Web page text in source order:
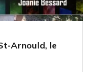
Arnould, le